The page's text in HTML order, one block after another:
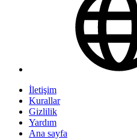
İletişim
Kurallar
Gizlilik
Yardım
Ana sayfa